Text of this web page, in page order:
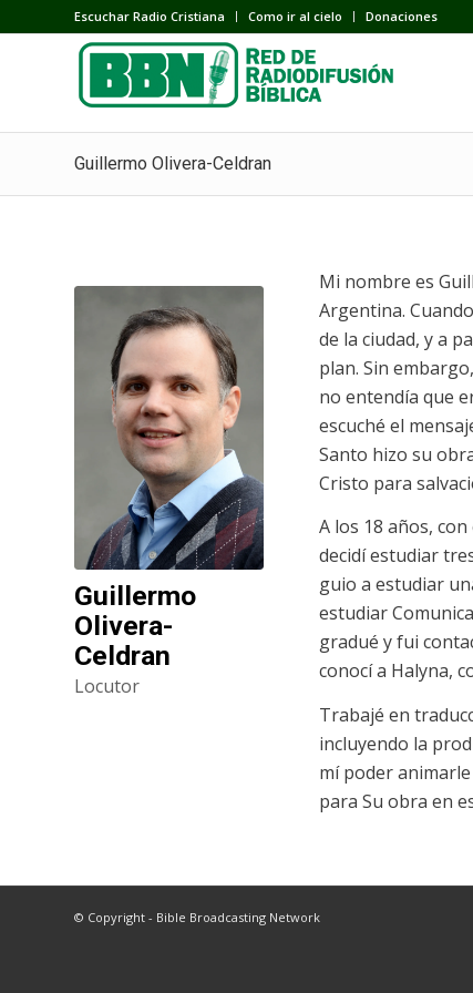
Escuchar Radio Cristiana Como ir al cielo Donaciones
Guillermo Olivera-Celdran
Guillermo
Olivera-
Celdran
Locutor
Mi nombre es
Argentina.
de la ciudad, y a
plan. Sin
no entendía que
escuché el
Santo hizo su
Cristo para
A los 18 años,
decidí estudiar
guio a estudiar
estudiar
gradué y fui
conocí a Halyna,
Trabajé en
incluyendo la
mí poder
para Su obra en
© Copyright - Bible Broadcasting Network